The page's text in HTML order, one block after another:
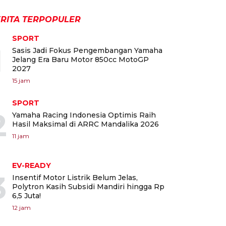
TERPOPULER
SPORT
Sasis Jadi Fokus Pengembangan Yamaha
Jelang Era Baru Motor 850cc MotoGP
2027
15 jam
SPORT
Yamaha Racing Indonesia Optimis Raih
Hasil Maksimal di ARRC Mandalika 2026
11 jam
EV-READY
Insentif Motor Listrik Belum Jelas,
Polytron Kasih Subsidi Mandiri hingga Rp
6,5 Juta!
12 jam